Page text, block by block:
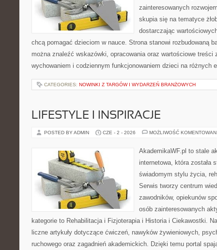
zainteresowanych
skupia się na tematyce
dostarczając
chcą pomagać dzieciom w nauce. Strona stanowi rozbudowaną
można znaleźć wskazówki, opracowania oraz wartościowe treści
wychowaniem i codziennym funkcjonowaniem dzieci na różnych
CATEGORIES: NOWINKI Z TARGÓW I WYDARZEŃ BRANŻOWYCH
LIFESTYLE I INSPIRACJE
POSTED BY ADMIN CZE - 2 - 2026 MOŻLIWOŚĆ
AkademikaWF.pl to stale
internetowa, która została
świadomym stylu życia,
Serwis tworzy centrum
zawodników, opiekunów
osób zainteresowanych
kategorie to Rehabilitacja i Fizjoterapia i Historia i Ciekawostki.
liczne artykuły dotyczące ćwiczeń, nawyków żywieniowych,
ruchowego oraz zagadnień akademickich. Dzięki temu portal